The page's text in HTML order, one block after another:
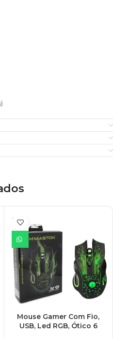
ESGO
TADO
Mouse Gamer Com Fio,
USB, Led RGB, Ótico 6